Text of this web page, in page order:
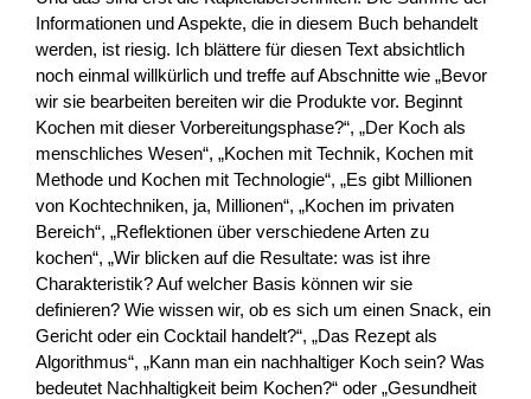
Informationen und Aspekte, die in diesem Buch behandelt
werden, ist riesig. Ich blättere für diesen Text absichtlich
noch einmal willkürlich und treffe auf Abschnitte wie „Bevor
wir sie bearbeiten bereiten wir die Produkte vor. Beginnt
Kochen mit dieser Vorbereitungsphase?“, „Der Koch als
menschliches Wesen“, „Kochen mit Technik, Kochen mit
Methode und Kochen mit Technologie“, „Es gibt Millionen
von Kochtechniken, ja, Millionen“, „Kochen im privaten
Bereich“, „Reflektionen über verschiedene Arten zu
kochen“, „Wir blicken auf die Resultate: was ist ihre
Charakteristik? Auf welcher Basis können wir sie
definieren? Wie wissen wir, ob es sich um einen Snack, ein
Gericht oder ein Cocktail handelt?“, „Das Rezept als
Algorithmus“, „Kann man ein nachhaltiger Koch sein? Was
bedeutet Nachhaltigkeit beim Kochen?“ oder „Gesundheit